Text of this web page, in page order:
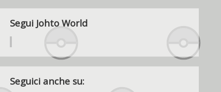
Segui Johto World
Seguici anche su: